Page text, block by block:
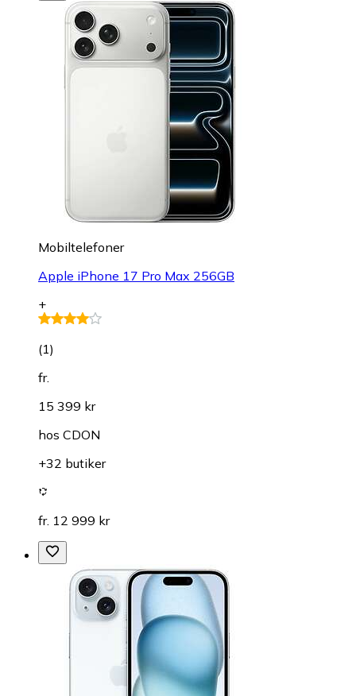
Mobiltelefoner
Apple iPhone 17 Pro Max 256GB
+
(1)
fr.
15 399 kr
hos CDON
+32 butiker
fr. 12 999 kr